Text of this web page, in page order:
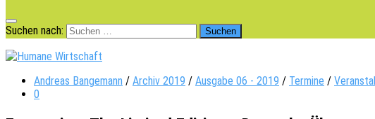
Suchen nach:
Andreas Bangemann / Archiv 2019 / Ausgabe 06 - 2019 / Termine /
0